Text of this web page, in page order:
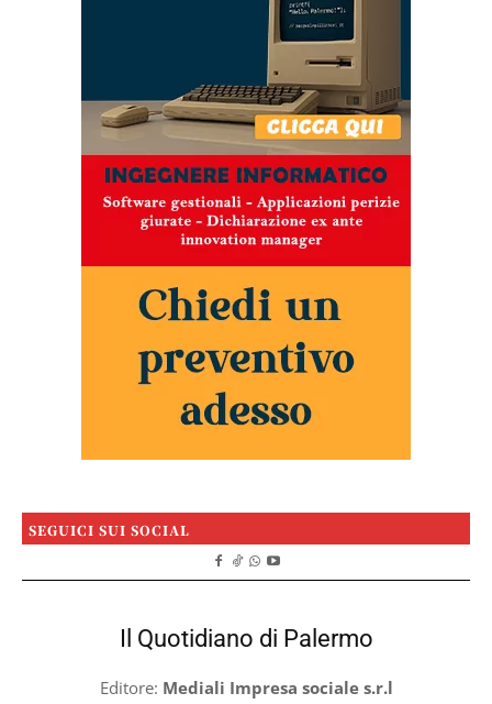
SEGUICI SUI SOCIAL
Il Quotidiano di Palermo
Editore: Mediali Impresa sociale s.r.l